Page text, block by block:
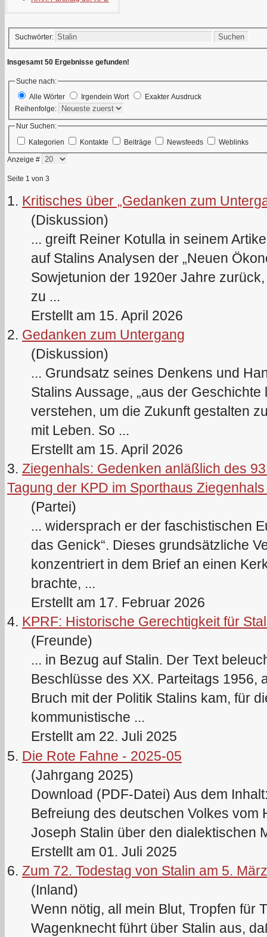
Suchwörter: Suchen
Insgesamt 50 Ergebnisse gefunden!
Suche nach:
Alle Wörter
Irgendein Wort
Exakter Ausdruck
Reihenfolge:
Nur Suchen:
Kategorien
Kontakte Beiträge Newsfeeds Weblinks
Anzeige #
Seite 1 von 3
1. Kritisches über „Gedanken zum
(Diskussion)
... greift Reiner Kotulla in seinem
auf Stalins Analysen der „Neuen
Sowjetunion der 1920er Jahre
zu ...
Erstellt am 15. April 2026
2. Gedanken zum Untergang
(Diskussion)
... Grundsatz seines Denkens und
Stalins Aussage, „aus der
verstehen, um die Zukunft gestalten
mit Leben. So ...
Erstellt am 15. April 2026
3. Ziegenhals: Gedenken anläßlich des
Tagung der KPD im Sporthaus
(Partei)
... widersprach er der faschistischen
das Genick“. Dieses grundsätzliche
konzentriert in dem Brief an einen
brachte, ...
Erstellt am 17. Februar 2026
4. KPRF: Historische Gerechtigkeit für
(Freunde)
... in Bezug auf Stalin. Der Text
Beschlüsse des XX. Parteitags 1956,
Bruch mit der Politik Stalins kam, für
kommunistische ...
Erstellt am 22. Juli 2025
5. Die Rote Fahne - 2025-05
(Jahrgang 2025)
Download (PDF-Datei) Aus dem
Befreiung des deutschen Volkes vom
Joseph Stalin über den dialektischen
Erstellt am 01. Juli 2025
6. Zum 72. Todestag von Stalin am 5.
(Inland)
Wenn nötig, all mein Blut, Tropfen für
Wagenknecht führt über Stalin aus,